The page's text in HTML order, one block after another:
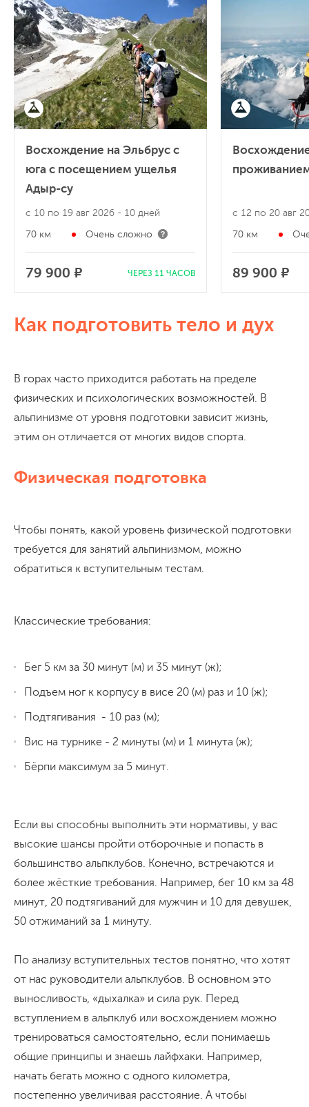
Восхождение на Эльбрус с
юга с посещением ущелья
Адыр-су
с 10 по 19 авг 2026 - 10 дней
70 км Очень сложно
79 900 ₽ ЧЕРЕЗ 11 ЧАСОВ
с 12 по 20 авг
70 км
89 900 ₽
Как подготовить тело и дух
В горах часто приходится работать на пределе
физических и психологических возможностей. В
альпинизме от уровня подготовки зависит жизнь,
этим он отличается от многих видов спорта.
Физическая подготовка
Чтобы понять, какой уровень физической подготовки
требуется для занятий альпинизмом, можно
обратиться к вступительным тестам.
Классические требования:
Бег 5 км за 30 минут (м) и 35 минут (ж);
Подъем ног к корпусу в висе 20 (м) раз и 10 (ж);
Подтягивания - 10 раз (м);
Вис на турнике - 2 минуты (м) и 1 минута (ж);
Бёрпи максимум за 5 минут.
Если вы способны выполнить эти нормативы, у вас
высокие шансы пройти отборочные и попасть в
большинство альпклубов. Конечно, встречаются и
более жёсткие требования. Например, бег 10 км за 48
минут, 20 подтягиваний для мужчин и 10 для девушек,
50 отжиманий за 1 минуту.
По анализу вступительных тестов понятно, что хотят
от нас руководители альпклубов. В основном это
выносливость, «дыхалка» и сила рук. Перед
вступлением в альпклуб или восхождением можно
тренироваться самостоятельно, если понимаешь
общие принципы и знаешь лайфхаки. Например,
начать бегать можно с одного километра,
постепенно увеличивая расстояние. А чтобы